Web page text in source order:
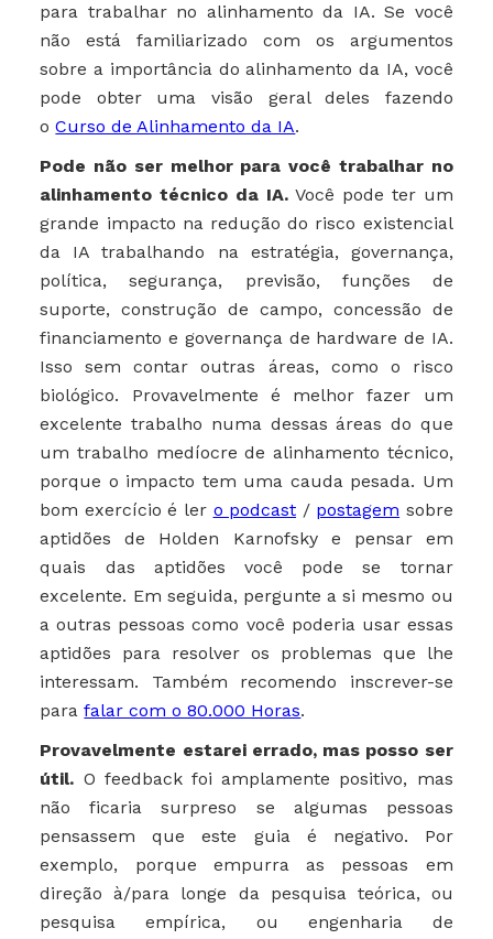
para trabalhar no alinhamento da IA. Se você
não está familiarizado com os argumentos
sobre a importância do alinhamento da IA, você
pode obter uma visão geral deles fazendo
oCurso de Alinhamento da IA.
Pode não ser melhor para você trabalhar no
alinhamento técnico da IA.Você pode ter um
grande impacto na redução do risco existencial
da IA ​​trabalhando na estratégia, governança,
política, segurança, previsão, funções de
suporte, construção de campo, concessão de
financiamento e governança de hardware de IA.
Isso sem contar outras áreas, como o risco
biológico. Provavelmente é melhor fazer um
excelente trabalho numa dessas áreas do que
um trabalho medíocre de alinhamento técnico,
porque o impacto tem uma cauda pesada. Um
bom exercício é ler o podcast / postagem sobre
aptidões de Holden Karnofsky e pensar em
quais das aptidões você pode se tornar
excelente. Em seguida, pergunte a si mesmo ou
a outras pessoas como você poderia usar essas
aptidões para resolver os problemas que lhe
interessam. Também recomendo inscrever-se
parafalar com o 80.000 Horas.
Provavelmente estarei errado, mas posso ser
útil. O feedback foi amplamente positivo, mas
não ficaria surpreso se algumas pessoas
pensassem que este guia é negativo. Por
exemplo, porque empurra as pessoas em
direção à/para longe da pesquisa teórica, ou
pesquisa empírica, ou engenharia de